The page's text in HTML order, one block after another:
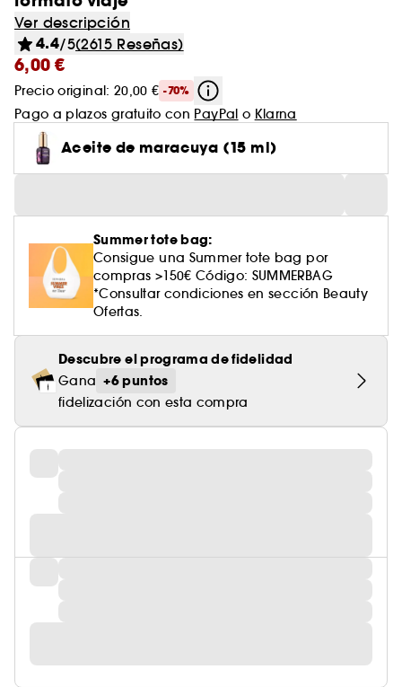
Ver descripción
4.4/5(2615 Reseñas)
6,00 €
Precio original: 20,00 € -70%
Pago a plazos gratuito con PayPal o Klarna
Aceite de maracuya (15 ml)
Summer tote bag:
Consigue una Summer tote bag por
compras >150€ Código: SUMMERBAG
*Consultar condiciones en sección Beauty
Ofertas.
Descubre el programa de fidelidad
Gana +6 puntos
fidelización con esta compra